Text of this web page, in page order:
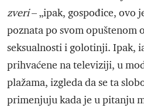
zveri– „ipak, gospođice, ovo
poznata po svom opuštenom
seksualnosti i golotinji. Ipak,
prihvaćene na televiziji, u
plažama, izgleda da se ta
primenjuju kada je u pitanju